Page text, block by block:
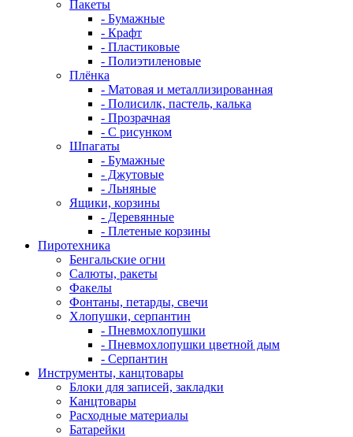
Пакеты
- Бумажные
- Крафт
- Пластиковые
- Полиэтиленовые
Плёнка
- Матовая и металлизированная
- Полисилк, пастель, калька
- Прозрачная
- С рисунком
Шпагаты
- Бумажные
- Джутовые
- Льняные
Ящики, корзины
- Деревянные
- Плетеные корзины
Пиротехника
Бенгальские огни
Салюты, ракеты
Факелы
Фонтаны, петарды, свечи
Хлопушки, серпантин
- Пневмохлопушки
- Пневмохлопушки цветной дым
- Серпантин
Инструменты, канцтовары
Блоки для записей, закладки
Канцтовары
Расходные материалы
Батарейки